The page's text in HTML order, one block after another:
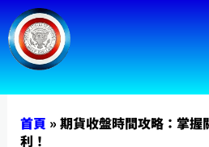
跳
至
主
要
首頁 » 期貨收盤時間攻略：掌握
利！